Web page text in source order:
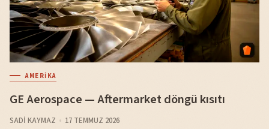
AMERIKA
GE Aerospace — Aftermarket döngü kısıtı
SADI KAYMAZ 17 TEMMUZ 2026